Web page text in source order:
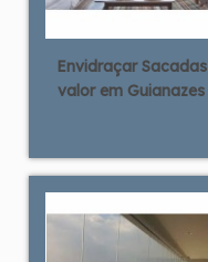
Envidraçar Sacadas
valor em Guianazes